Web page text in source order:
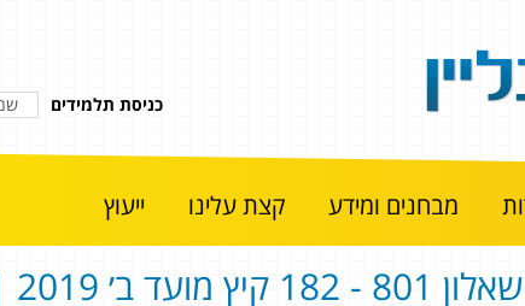
כניסת תלמידים
מבחנים ומידע קצת עלינו ייעוץ